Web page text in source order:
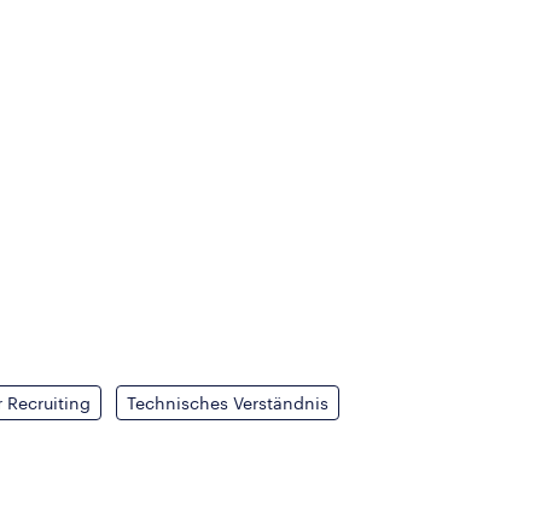
Recruiting Technisches Verständnis